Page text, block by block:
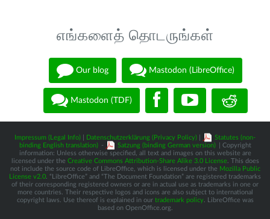
எங்களைத் தொடருங்கள்
Our blog Mastodon (LibreOffice)
Mastodon (TDF)
Impressum (Legal Info) Datenschutzerklärung (Privacy Policy)
Statutes (non-
binding English translation) - Satzung (binding German version)
| Copyright
information: Unless otherwise specified, all text and images on this website are
licensed under the Creative Commons Attribution-Share Alike 3.0 License. This does
not include the source code of LibreOffice, which is licensed under the Mozilla Public
License v2.0 . “LibreOffice” and “The Document Foundation” are registered trademarks
of their corresponding registered owners or are in actual use as trademarks in one or
more countries. Their respective logos and icons are also subject to international
copyright laws. Use thereof is explained in our trademark policy. LibreOffice was
based on OpenOffice.org.